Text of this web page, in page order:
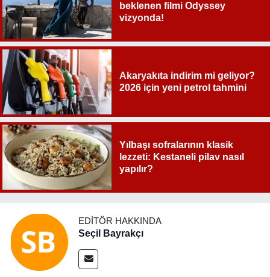
beklenen filmi Odyssey
vizyonda!
Akaryakıta indirim mi geliyor?
2026 için yeni petrol tahmini
Yılbaşı sofralarının klasik
lezzeti: Kestaneli pilav nasıl
yapılır?
EDITÖR HAKKINDA
Seçil Bayrakçı